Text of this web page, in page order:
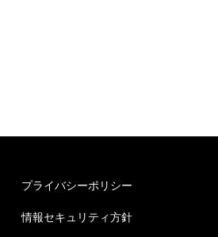
プライバシーポリシー
情報セキュリティ方針